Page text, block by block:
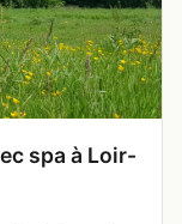
spa à Loir-